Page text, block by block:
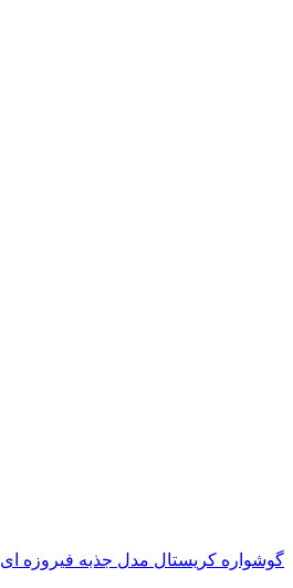
گوشواره کریستال مدل جذبه فیروزه ای